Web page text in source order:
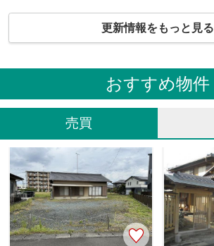
更新情報をもっと見る
おすすめ物件
売買